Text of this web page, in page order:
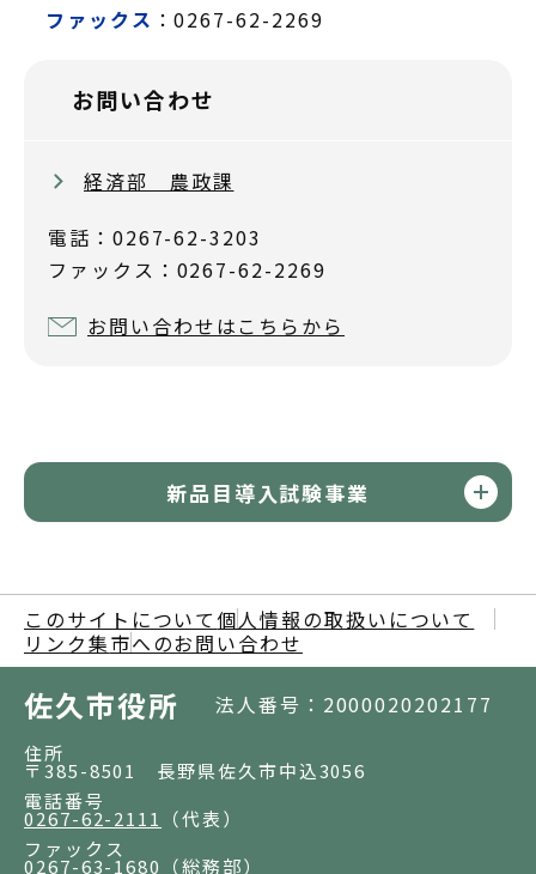
ファックス ：0267-62-2269
お問い合わせ
経済部 農政課
電話：0267-62-3203
ファックス：0267-62-2269
お問い合わせはこちらから
新品目導入試験事業
このサイトについて 個人情報の取扱いについて
リンク集市へのお問い合わせ
佐久市役所 法人番号：2000020202177
住所
〒385-8501 長野県佐久市中込3056
電話番号
0267-62-2111
（代表）
ファックス
0267-63-1680 （総務部）